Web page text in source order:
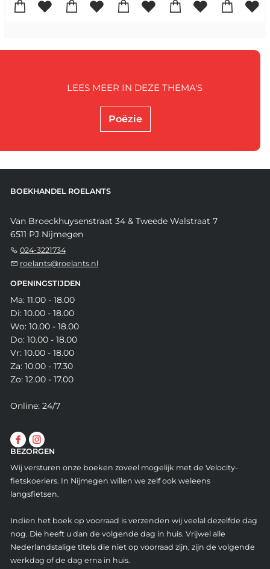
Poëzie
LEES MEER IN DEZE THEMA'S
BOEKHANDEL ROELANTS
Van Broeckhuysenstraat 34 & Tweede Walstraat 7
6511 PJ Nijmegen
024-3221734
roelants@roelants.nl
OPENINGSTIJDEN
Ma: 11.00 - 18.00
Di: 10.00 - 18.00
Wo: 10.00 - 18.00
Do: 10.00 - 18.00
Vr: 10.00 - 18.00
Za: 10.00 - 17.30
Zo: 12.00 - 17.00
Online: 24/7
BEZORGEN
Wij versturen onze boeken zoveel mogelijk met de Velocity-
fietskoeriers. In Nijmegen willen we zelf ook weleens
langsfietsen.
Indien het boek op voorraad is verzenden wij veelal dezelfde dag
nog. Die heeft u dan de volgende dag in huis. Vrijwel alle
Nederlandstalige titels die niet op voorraad zijn, zijn de volgende
werkdag of de dag erna in huis.